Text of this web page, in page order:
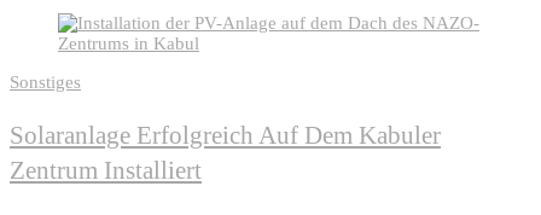
Sonstiges
Solaranlage Erfolgreich Auf Dem Kabuler
Zentrum Installiert